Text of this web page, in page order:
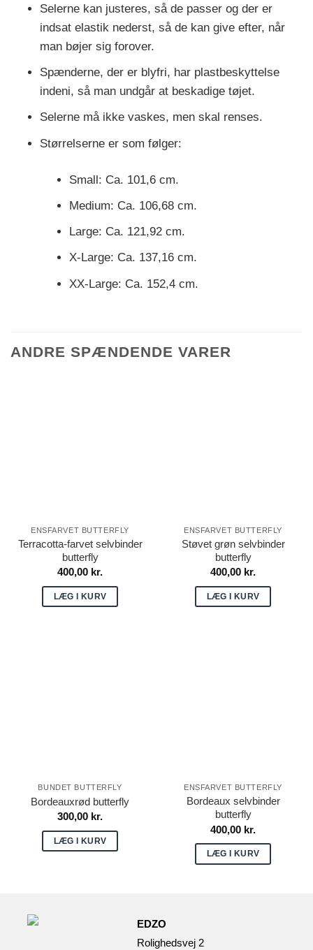
Selerne kan justeres, så de passer og der er
indsat elastik nederst, så de kan give efter, når
man bøjer sig forover.
Spænderne, der er blyfri, har plastbeskyttelse
indeni, så man undgår at beskadige tøjet.
Selerne må ikke vaskes, men skal renses.
Størrelserne er som følger:
Small: Ca. 101,6 cm.
Medium: Ca. 106,68 cm.
Large: Ca. 121,92 cm.
X-Large: Ca. 137,16 cm.
XX-Large: Ca. 152,4 cm.
ANDRE SPÆNDENDE VARER
ENSFARVET BUTTERFLY
Terracotta-farvet selvbinder
butterfly
400,00 kr.
LÆG I KURV
ENSFARVET BUTTERFLY
Støvet grøn selvbinder
butterfly
400,00 kr.
LÆG I KURV
BUNDET BUTTERFLY
Bordeauxrød butterfly
300,00 kr.
LÆG I KURV
ENSFARVET BUTTERFLY
Bordeaux selvbinder
butterfly
400,00 kr.
LÆG I KURV
EDZO
Rolighedsvej 2